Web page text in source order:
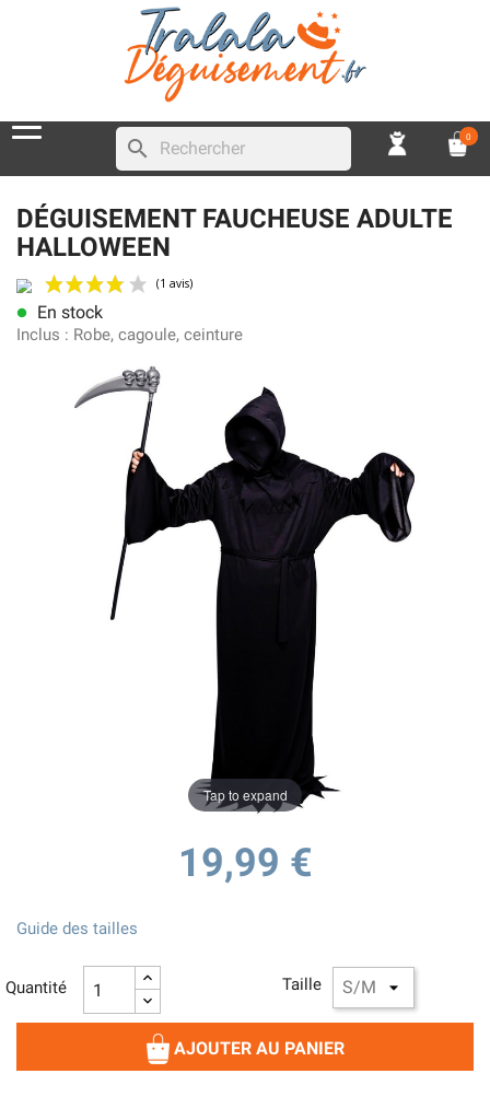
search 0
DÉGUISEMENT FAUCHEUSE ADULTE
HALLOWEEN
(1 avis)
lens En stock
Inclus : Robe, cagoule, ceinture
Tap to expand
19,99 €
Taille
Guide des tailles
Quantité
AJOUTER AU PANIER